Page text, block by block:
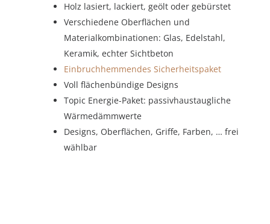
Holz lasiert, lackiert, geölt oder gebürstet
Verschiedene Oberflächen und
Materialkombinationen: Glas, Edelstahl,
Keramik, echter Sichtbeton
Einbruchhemmendes Sicherheitspaket
Voll flächenbündige Designs
Topic Energie-Paket: passivhaustaugliche
Wärmedämmwerte
Designs, Oberflächen, Griffe, Farben, … frei
wählbar